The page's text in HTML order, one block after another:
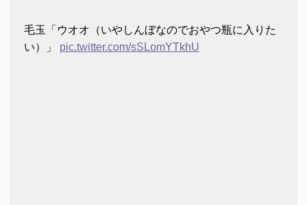
毛玉「ウオオ（いやしんぼなのでおやつ瓶に入りた
い）」 pic.twitter.com/sSLomYTkhU